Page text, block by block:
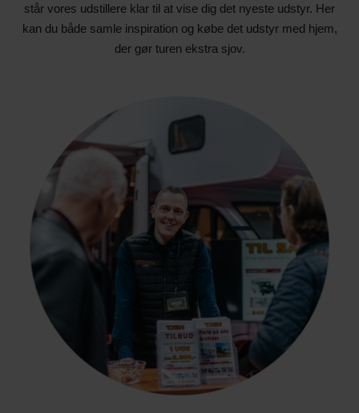
står vores udstillere klar til at vise dig det nyeste udstyr. Her
kan du både samle inspiration og købe det udstyr med hjem,
der gør turen ekstra sjov.